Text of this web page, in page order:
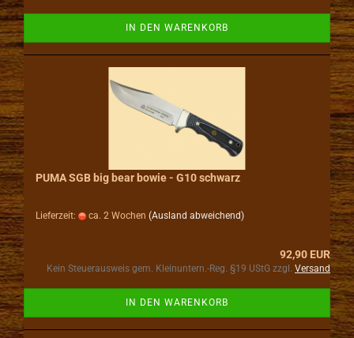
IN DEN WARENKORB
PUMA SGB big bear bowie - G10 schwarz
Lieferzeit: ca. 2 Wochen (Ausland abweichend)
92,90 EUR
Kein Steuerausweis gem. Kleinuntern.-Reg. §19 UStG zzgl. Versand
IN DEN WARENKORB